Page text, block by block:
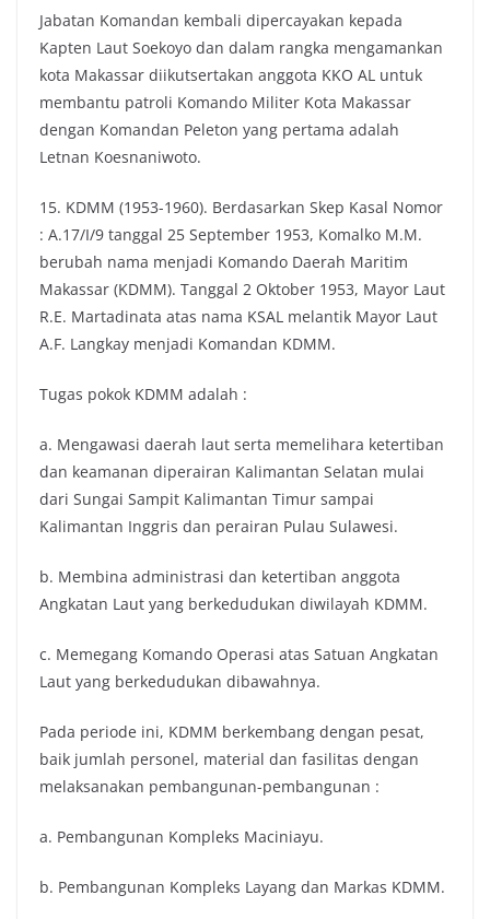
Jabatan Komandan kembali dipercayakan kepada
Kapten Laut Soekoyo dan dalam rangka mengamankan
kota Makassar diikutsertakan anggota KKO AL untuk
membantu patroli Komando Militer Kota Makassar
dengan Komandan Peleton yang pertama adalah
Letnan Koesnaniwoto.
15. KDMM (1953-1960). Berdasarkan Skep Kasal Nomor
: A.17/I/9 tanggal 25 September 1953, Komalko M.M.
berubah nama menjadi Komando Daerah Maritim
Makassar (KDMM). Tanggal 2 Oktober 1953, Mayor Laut
R.E. Martadinata atas nama KSAL melantik Mayor Laut
A.F. Langkay menjadi Komandan KDMM.
Tugas pokok KDMM adalah :
a. Mengawasi daerah laut serta memelihara ketertiban
dan keamanan diperairan Kalimantan Selatan mulai
dari Sungai Sampit Kalimantan Timur sampai
Kalimantan Inggris dan perairan Pulau Sulawesi.
b. Membina administrasi dan ketertiban anggota
Angkatan Laut yang berkedudukan diwilayah KDMM.
c. Memegang Komando Operasi atas Satuan Angkatan
Laut yang berkedudukan dibawahnya.
Pada periode ini, KDMM berkembang dengan pesat,
baik jumlah personel, material dan fasilitas dengan
melaksanakan pembangunan-pembangunan :
a. Pembangunan Kompleks Maciniayu.
b. Pembangunan Kompleks Layang dan Markas KDMM.